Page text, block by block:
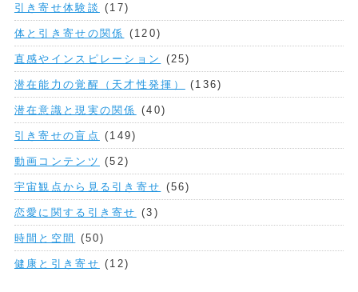
引き寄せ体験談 (17)
体と引き寄せの関係 (120)
直感やインスピレーション (25)
潜在能力の覚醒（天才性発揮） (136)
潜在意識と現実の関係 (40)
引き寄せの盲点 (149)
動画コンテンツ (52)
宇宙観点から見る引き寄せ (56)
恋愛に関する引き寄せ (3)
時間と空間 (50)
健康と引き寄せ (12)